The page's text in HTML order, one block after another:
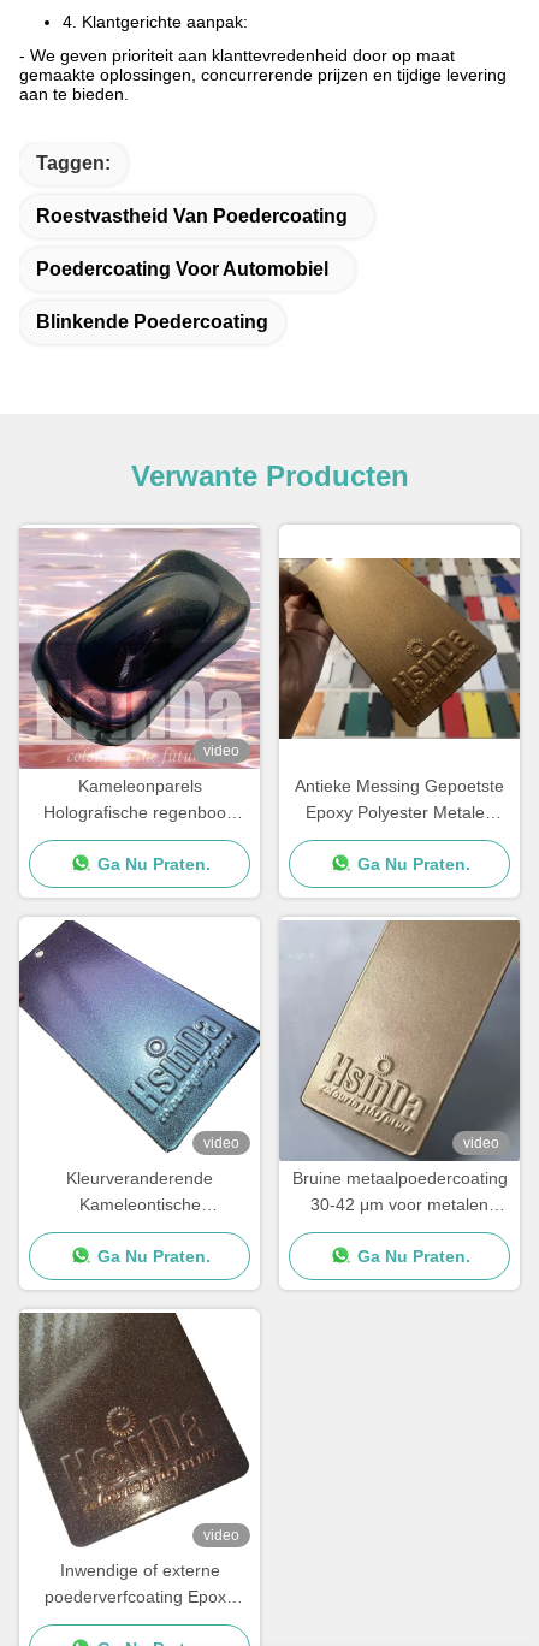
4. Klantgerichte aanpak:
- We geven prioriteit aan klanttevredenheid door op maat
gemaakte oplossingen, concurrerende prijzen en tijdige levering
aan te bieden.
Taggen:
Roestvastheid Van Poedercoating
Poedercoating Voor Automobiel
Blinkende Poedercoating
Verwante Producten
video
Kameleonparels
Holografische regenboog
Metalen kleuren
Poedercoating Super Flash
Ga Nu Praten.
Antieke Messing Gepoetste
Epoxy Polyester Metalen
Spray Verf
Poetspoedercoating
Ga Nu Praten.
video
Kleurveranderende
Kameleontische
Oppervlakteafwerking
Poedercoating Spray voor
Transformatief Design
Ga Nu Praten.
video
Bruine metaalpoedercoating
30-42 μm voor metalen
oppervlakken
Ga Nu Praten.
video
Inwendige of externe
poederverfcoating Epoxy
polyester poedercoating